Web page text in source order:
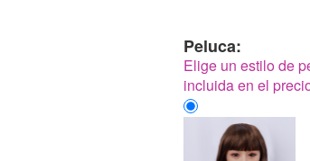
Peluca:
Elige un estilo de
incluida en el